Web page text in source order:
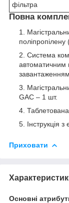
фільтра
Повна
Система
автоматичним
GAC – 1 шт.
Таблетована
Інструкція
Приховати
Основні